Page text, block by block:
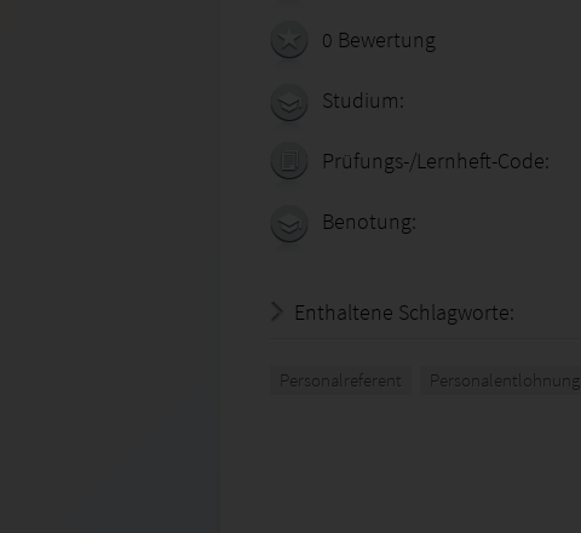
0 Bewertung
Studium:
Prüfungs-/Lernheft-Code:
Benotung:
Enthaltene Schlagworte:
Personalreferent Personalentlohnung